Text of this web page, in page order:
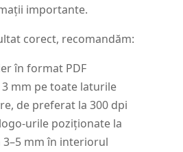
importante.
corect, recomandăm:
în format PDF
mm pe toate laturile
de preferat la 300 dpi
urile poziționate la
mm în interiorul